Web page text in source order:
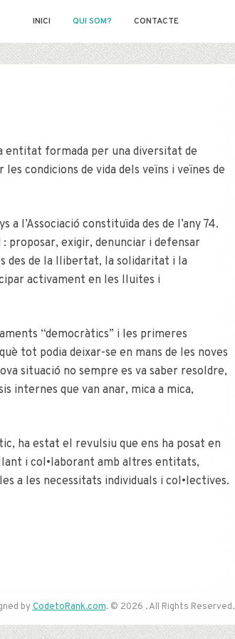
INICI QUI SOM? CONTACTE
entitat formada per una diversitat de
condicions de vida dels veïns i veïnes de
l’Associació constituïda des de l’any 74.
proposar, exigir, denunciar i defensar
des de la llibertat, la solidaritat i la
activament en les lluites i
“democràtics” i les primeres
tot podia deixar-se en mans de les noves
situació no sempre es va saber resoldre,
internes que van anar, mica a mica,
ha estat el revulsiu que ens ha posat en
i col•laborant amb altres entitats,
a les necessitats individuals i col•lectives.
byCodetoRank.com. © 2026 . All Rights Reserved.